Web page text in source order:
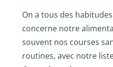
On a tous des
concerne notre
souvent nos courses
routines, avec notre